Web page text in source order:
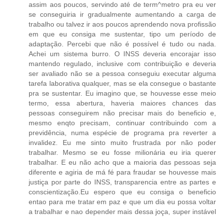
assim aos poucos, servindo até de term^metro pra eu ver
se conseguiria ir gradualmente aumentando a carga de
trabalho ou talvez ir aos poucos aprendendo nova profissão
em que eu consiga me sustentar, tipo um período de
adaptação. Percebi que não é possível é tudo ou nada.
Achei um sistema burro. O INSS deveria encorajar isso
mantendo regulado, inclusive com contribuição e deveria
ser avaliado não se a pessoa conseguiu executar alguma
tarefa laborativa qualquer, mas se ela consegue o bastante
pra se sustentar. Eu imagino que, se houvesse esse meio
termo, essa abertura, haveria maiores chances das
pessoas conseguirem não precisar mais do beneficio e,
mesmo enqto precisam, continuar contribuindo com a
previdência, numa espécie de programa pra reverter a
invalidez. Eu me sinto muito frustrada por não poder
trabalhar. Mesmo se eu fosse milionária eu iria querer
trabalhar. E eu não acho que a maioria das pessoas seja
diferente e agiria de má fé para fraudar se houvesse mais
justiça por parte do INSS, transparencia entre as partes e
conscientização.Eu espero que eu consiga o beneficio
entao para me tratar em paz e que um dia eu possa voltar
a trabalhar e nao depender mais dessa joça, super instável